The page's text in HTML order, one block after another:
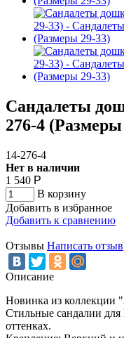
Сандалеты
276-4 (Размеры
14-276-4
Нет в наличии
1 540 Р
В корзину
Добавить в избранное
Добавить к сравнению
Отзывы Написать отзыв
Описание
Новинка из коллекции
Стильные сандалии
оттенках.